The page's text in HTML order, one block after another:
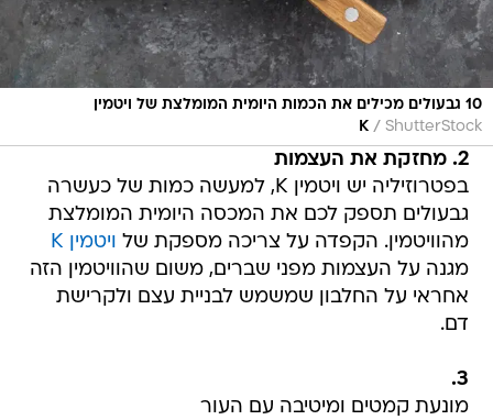
10 גבעולים מכילים את הכמות היומית המומלצת של ויטמין
K / ShutterStock
2. מחזקת את העצמות
בפטרוזיליה יש ויטמין K, למעשה כמות של כעשרה
גבעולים תספק לכם את המכסה היומית המומלצת
מהוויטמין. הקפדה על צריכה מספקת של ויטמין K
מגנה על העצמות מפני שברים, משום שהוויטמין הזה
אחראי על החלבון שמשמש לבניית עצם ולקרישת
דם.
3.
מונעת קמטים ומיטיבה עם העור